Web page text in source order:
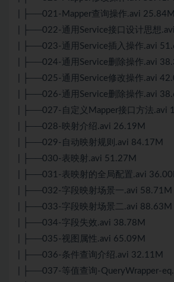
| ├──021-Mapper查询操作.avi 25.84M
| ├──022-通用Service接口设计思想
| ├──023-通用Service插入操作.avi
| ├──024-通用Service删除操作.avi
| ├──025-通用Service修改操作.avi
| ├──026-通用Service删除操作.avi
| ├──027-自定义Mapper接口方法.avi
| ├──028-映射介绍.avi 26.19M
| ├──029-自动映射规则.avi 84.17M
| ├──030-表映射.avi 51.27M
| ├──031-表映射的全局配置.avi
| ├──032-字段映射场景一.avi 58.71M
| ├──033-字段映射场景二.avi 88.63M
| ├──034-字段失效.avi 38.78M
| ├──035-视图属性.avi 65.09M
| ├──036-条件查询介绍.avi 32.11M
| ├──037-等值查询-QueryWrapper-